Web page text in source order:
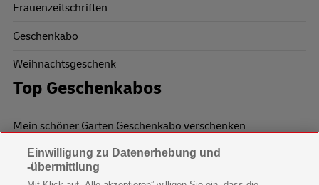
Frauenzeitschriften
Geschenkabo
Weihnachtsgeschenk
Top Geschenkabos
Mein schöner Garten Geschenkabo verschenken
Wohnen & Garten Geschenkabo verschenken
Einwilligung zu Datenerhebung und
-übermittlung